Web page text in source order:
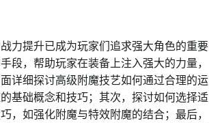
力提升已成为玩家们追求强大角色的重要
段，帮助玩家在装备上注入强大的力量，
详细探讨高级附魔技艺如何通过合理的运
基础概念和技巧；其次，探讨如何选择适
，如强化附魔与特效附魔的结合；最后，